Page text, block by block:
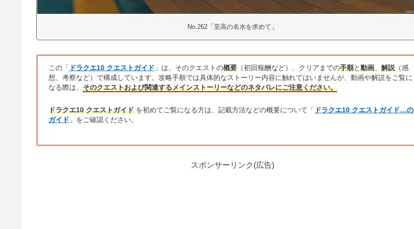
No.262「至高の名水を求めて」
この「 ドラクエ10 クエストガイド 」は、そのクエストの概要（初回報酬など）、クリアまでの手順と動画、 解説（感
想、考察など）で構成しています。攻略手順では具体的なストーリー内容に触れてはいませんが、動画や解説をご覧に
なる際は、 そのクエストおよび関連するメインストーリーなどのネタバレにご注意ください。
ドラクエ10 クエストガイドを初めてご覧になる方は、記載方法などの概要について「 ドラクエ10 クエストガイド…の
ガイド 」をご確認ください。
スポンサーリンク(広告)